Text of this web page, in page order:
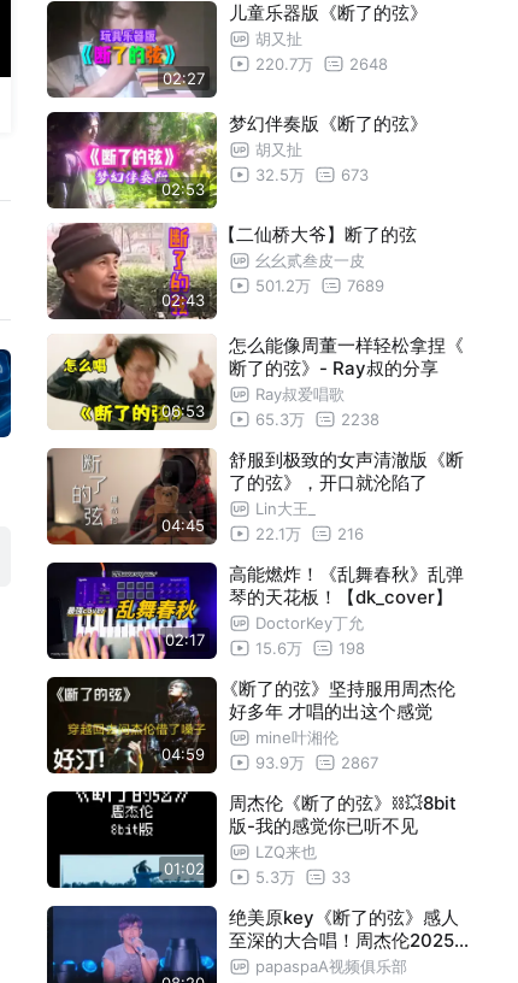
【四季列车】 01:04
【困獸之鬥】
【以父之名】
【她的睫毛】
【三年二班】
【同一種調調】 01:49
【聽媽媽的話】
【千里之外】
【天台的月光】 01:20
【路小雨】
【麥芽糖】 02:20
【土耳其冰淇淋】
【米蘭的小鐵匠】 01:29
【園遊會】 01:32
【威廉古堡】
【反方向的鐘】 01:19
【愛在西元前】
【將軍】
【止戰之殤】 01:45
【藍色風暴】
【飄移】 01:24
【迷魂曲】 02:12
02:27
儿童乐器版《断了的弦》
胡又扯
220.7万
2648
02:53
梦幻伴奏版《断了的弦》
胡又扯
32.5万
673
02:43
【二仙桥大爷】断了的弦
幺幺贰叁皮一皮
501.2万
7689
06:53
怎么能像周董一样轻松拿捏《
断了的弦》- Ray叔的分享
Ray叔爱唱歌
65.3万
2238
04:45
舒服到极致的女声清澈版《断
了的弦》，开口就沦陷了
Lin大王_
22.1万
216
02:17
高能燃炸！《乱舞春秋》乱弹
琴的天花板！【dk_cover】
DoctorKey丁允
15.6万
198
04:59
《断了的弦》坚持服用周杰伦
好多年 才唱的出这个感觉
mine叶湘伦
93.9万
2867
01:02
周杰伦《断了的弦》⛓️‍💥8bit
版-我的感觉你已听不见
LZQ来也
5.3万
33
绝美原key《断了的弦》感人
至深的大合唱！周杰伦2025
嘉年华演唱会三亚站第二场
papaspaA视频俱乐部